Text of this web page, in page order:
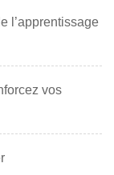
l’apprentissage
vos